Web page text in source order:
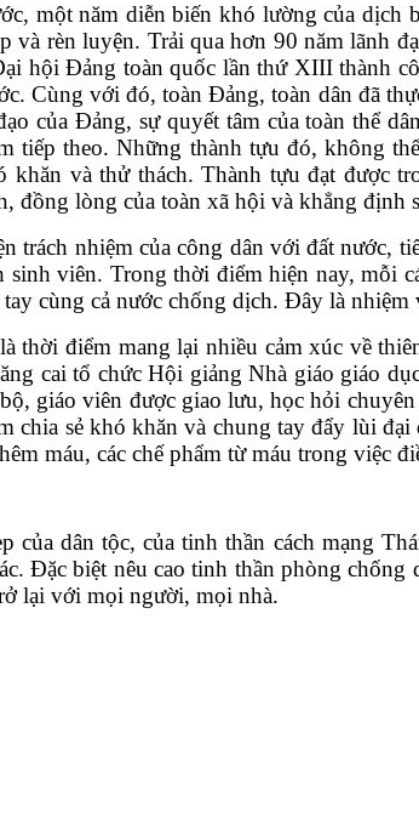
một năm diễn biến khó lường của dịch
rèn luyện. Trải qua hơn 90 năm lãnh
hội Đảng toàn quốc lần thứ XIII thành
Cùng với đó, toàn Đảng, toàn dân đã
của Đảng, sự quyết tâm của toàn thể
tiếp theo. Những thành tựu đó, không
và thử thách. Thành tựu đạt được
đồng lòng của toàn xã hội và khẳng định
nhiệm của công dân với đất nước,
viên. Trong thời điểm hiện nay, mỗi
cùng cả nước chống dịch. Đây là
thời điểm mang lại nhiều cảm xúc về
cai tổ chức Hội giảng Nhà giáo giáo
giáo viên được giao lưu, học hỏi
chia sẻ khó khăn và chung tay đẩy lùi
máu, các chế phẩm từ máu trong việc
dân tộc, của tinh thần cách mạng
Đặc biệt nêu cao tinh thần phòng
lại với mọi người, mọi nhà.